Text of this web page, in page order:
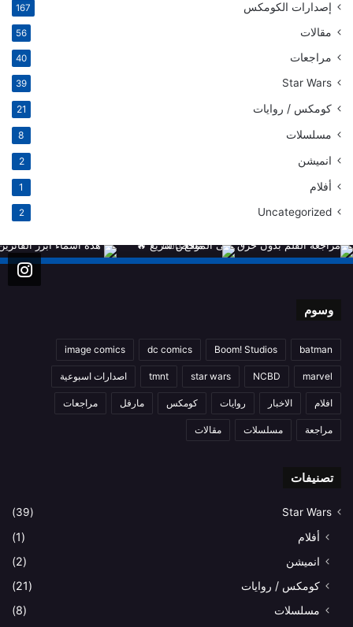
إصدارات الكومكس 167
مقالات 56
مراجعات 40
Star Wars
39
كومكس / روايات 21
مسلسلات 8
انميشن 2
أفلام 1
Uncategorized
2
وسوم
batman
Boom! Studios
dc comics
image comics
marvel
NCBD
star wars
tmnt اصدارات اسبوعية
افلام الاخبار روايات كومكس مارفل مراجعات
مراجعة مسلسلات مقالات
تصنيفات
Star Wars
(39)
أفلام
(1)
انميشن
(2)
كومكس / روايات
(21)
مسلسلات
(8)